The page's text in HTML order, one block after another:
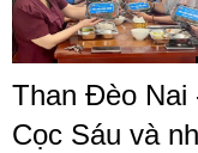
Than Đèo Nai
Cọc Sáu và